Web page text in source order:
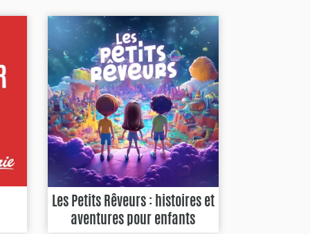
Les Petits Rêveurs : histoires et
aventures pour enfants